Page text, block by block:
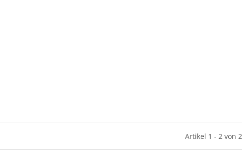
Artikel 1 - 2 von 2